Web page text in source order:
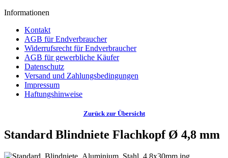
Informationen
Kontakt
AGB für Endverbraucher
Widerrufsrecht für Endverbraucher
AGB für gewerbliche Käufer
Datenschutz
Versand und Zahlungsbedingungen
Impressum
Haftungshinweise
Zurück zur Übersicht
Standard Blindniete Flachkopf Ø 4,8 mm